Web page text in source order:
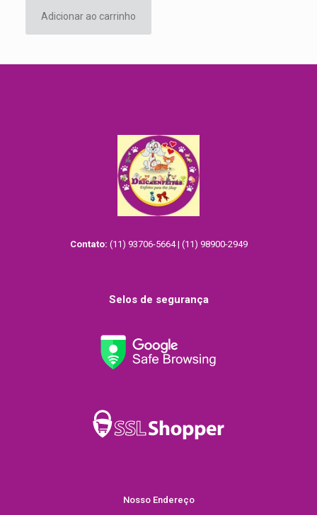
Adicionar ao carrinho
Contato: (11) 93706-5664 | (11) 98900-2949
Selos de segurança
Nosso Endereço